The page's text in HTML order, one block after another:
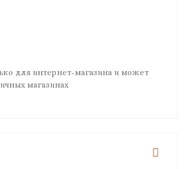
для интернет-магазина и может
магазинах